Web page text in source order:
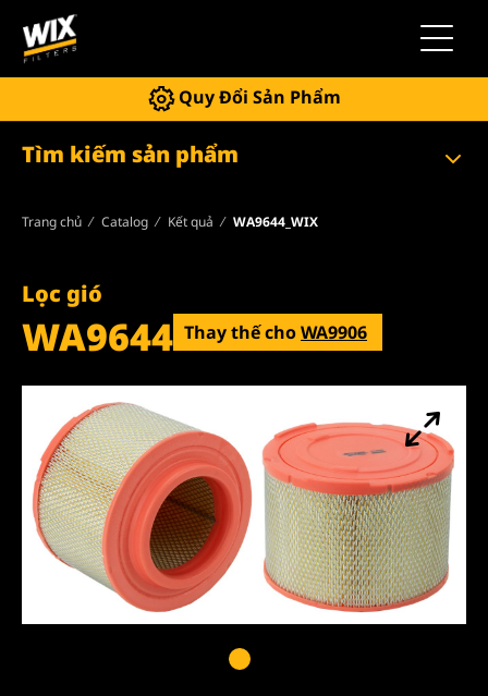
Quy Đổi Sản Phẩm
Tìm kiếm sản phẩm
Trang chủ Catalog Kết quả WA9644_WIX
Lọc gió
WA9644 Thay thế choWA9906